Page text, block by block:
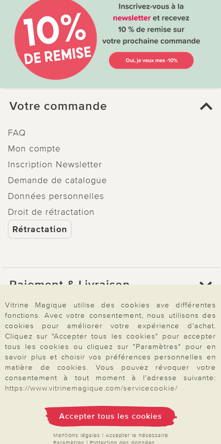
Votre commande
FAQ
Mon compte
Inscription Newsletter
Demande de catalogue
Données personnelles
Droit de rétractation
Rétractation
Paiement & Livraison
À propos de nous
Besoin d'aide?
Mentions légales|CGV|Données & liberté|Vie privée & cookies
Vitrine Magique utilise des cookies ave différentes
fonctions. Avec votre consentement, nous utilisons des
cookies pour améliorer votre expérience d'achat.
Cliquez sur "Accepter tous les cookies" pour accepter
tous les cookies ou cliquez sur "Paramètres" pour en
savoir plus et choisir vos préférences personnelles en
matière de cookies. Vous pouvez révoquer votre
consentement à tout moment à l'adresse suivante:
https://www.vitrinemagique.com/servicecookie/
Accepter tous les cookies
Mentions légales | Accepter le nécessaire